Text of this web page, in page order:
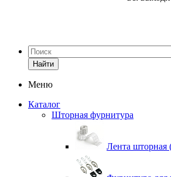
Найти
Меню
Каталог
Шторная фурнитура
Лента шторная